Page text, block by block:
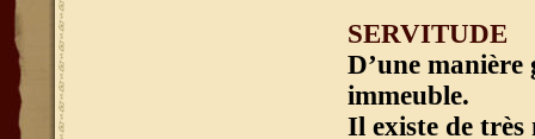
SERVITUDE
D’une manière
immeuble.
Il existe de très